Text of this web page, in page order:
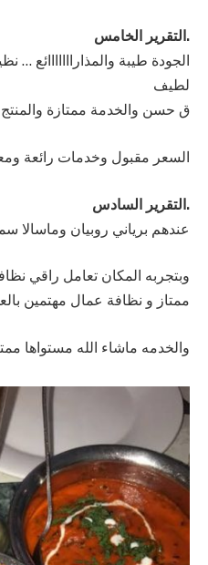
.التقرير الخامس
الجودة طيبة
لطيف
ق حسن والخدمة ممتازة والمنتج
السعر مقبول وخدمات رائعة
.التقرير السادس
عندهم برياني روبيان وماسالا
وبتجربه المكان تعامل راقي
ممتاز و نظافة عمال مهتمين
والخدمه ماشاء الله مستواها